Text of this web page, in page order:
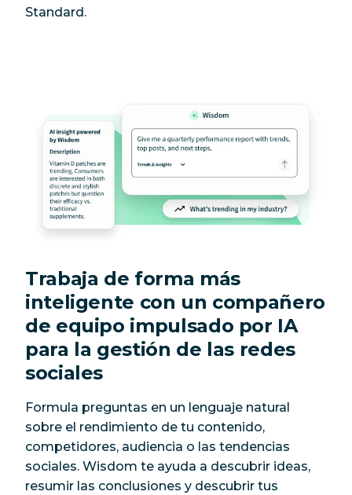
Standard.
Trabaja de forma más
inteligente con un compañero
de equipo impulsado por IA
para la gestión de las redes
sociales
Formula preguntas en un lenguaje natural
sobre el rendimiento de tu contenido,
competidores, audiencia o las tendencias
sociales. Wisdom te ayuda a descubrir ideas,
resumir las conclusiones y descubrir tus